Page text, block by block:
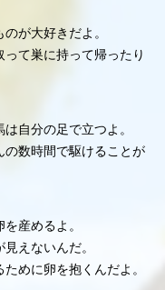
が大好きだよ。
て巣に持って帰ったり
自分の足で立つよ。
の数時間で駆けることが
産めるよ。
えないんだ。
めに卵を抱くんだよ。